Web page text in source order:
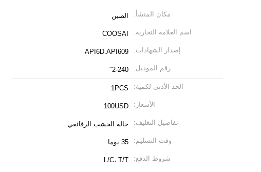
مكان المنشأ: الصين
اسم العلامة التجارية: COOSAI
إصدار الشهادات: API6D.API609
رقم الموديل: 2-240"
الحد الأدنى لكمية: 1PCS
الأسعار: 100USD
تفاصيل التغليف: حالة الخشب الرقائقي
وقت التسليم: 35 يوما
شروط الدفع: L/C، T/T